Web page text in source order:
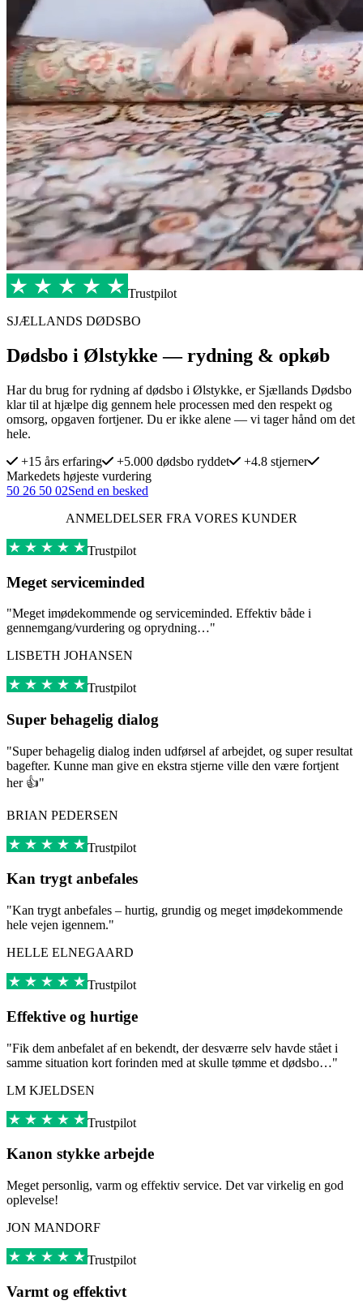
Trustpilot
SJÆLLANDS DØDSBO
Dødsbo i Ølstykke — rydning & opkøb
Har du brug for rydning af dødsbo i Ølstykke, er Sjællands Dødsbo
klar til at hjælpe dig gennem hele processen med den respekt og
omsorg, opgaven fortjener. Du er ikke alene — vi tager hånd om det
hele.
+15 års erfaring
+5.000 dødsbo ryddet
+4.8 stjerner
Markedets højeste vurdering
50 26 50 02Send en besked
ANMELDELSER FRA VORES KUNDER
Trustpilot
Meget serviceminded
"Meget imødekommende og serviceminded. Effektiv både i
gennemgang/vurdering og oprydning…"
LISBETH JOHANSEN
Trustpilot
Super behagelig dialog
"Super behagelig dialog inden udførsel af arbejdet, og super resultat
bagefter. Kunne man give en ekstra stjerne ville den være fortjent
her 👍"
BRIAN PEDERSEN
Trustpilot
Kan trygt anbefales
"Kan trygt anbefales – hurtig, grundig og meget imødekommende
hele vejen igennem."
HELLE ELNEGAARD
Trustpilot
Effektive og hurtige
"Fik dem anbefalet af en bekendt, der desværre selv havde stået i
samme situation kort forinden med at skulle tømme et dødsbo…"
LM KJELDSEN
Trustpilot
Kanon stykke arbejde
Meget personlig, varm og effektiv service. Det var virkelig en god
oplevelse!
JON MANDORF
Trustpilot
Varmt og effektivt